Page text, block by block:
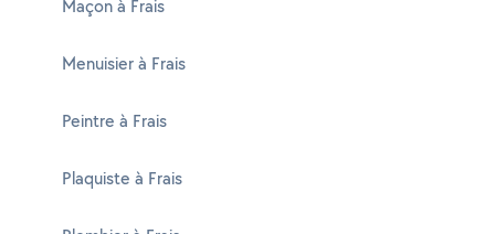
Maçon à Frais
Menuisier à Frais
Peintre à Frais
Plaquiste à Frais